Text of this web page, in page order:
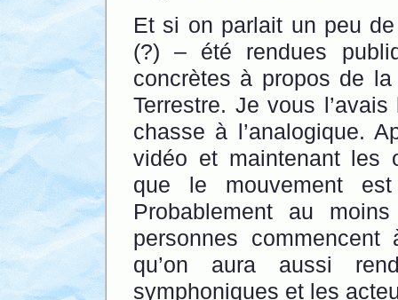
Et si on parlait un peu
(?) – été rendues
concrètes à propos de
Terrestre. Je vous
chasse à l’analogique.
vidéo et maintenant les
que le mouvement
Probablement au
personnes
qu’on aura aussi
symphoniques et les